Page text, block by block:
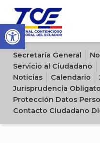
Open toolbar
Sitio oficial del Tribunal Contencioso Electoral del Ecuador
Secretaría General
Servicio al Ciudadano
Noticias
Calendario
Jurisprudencia
Protección Datos
Contacto Ciudadano